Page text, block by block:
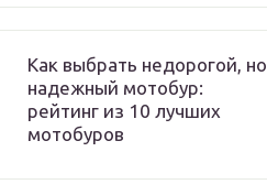
Как выбрать недорогой, но
надежный мотобур:
рейтинг из 10 лучших
мотобуров